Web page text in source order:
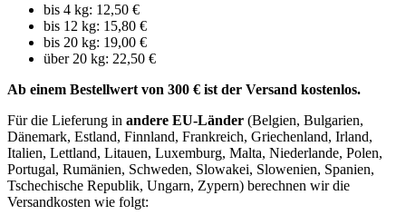
bis 4 kg: 12,50 €
bis 12 kg: 15,80 €
bis 20 kg: 19,00 €
über 20 kg: 22,50 €
Ab einem Bestellwert von 300 € ist der Versand kostenlos.
Für die Lieferung in andere EU-Länder (Belgien, Bulgarien,
Dänemark, Estland, Finnland, Frankreich, Griechenland, Irland,
Italien, Lettland, Litauen, Luxemburg, Malta, Niederlande, Polen,
Portugal, Rumänien, Schweden, Slowakei, Slowenien, Spanien,
Tschechische Republik, Ungarn, Zypern) berechnen wir die
Versandkosten wie folgt: